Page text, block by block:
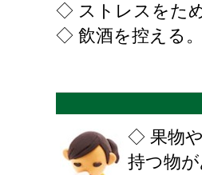
◇ ストレスをた
◇ 飲酒を控える
◇ 果物
持つ物